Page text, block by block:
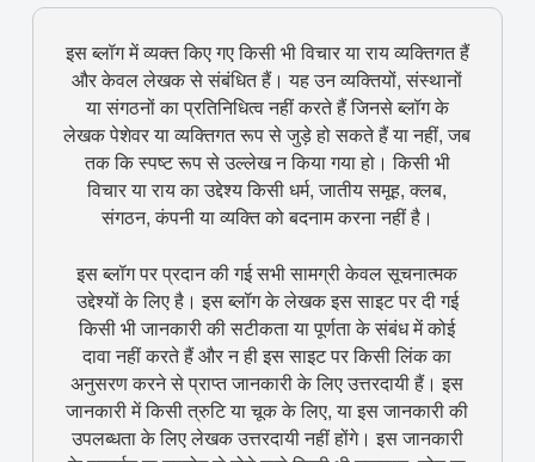
इस ब्लॉग में व्यक्त किए गए किसी भी विचार या राय व्यक्तिगत हैं
और केवल लेखक से संबंधित हैं। यह उन व्यक्तियों, संस्थानों
या संगठनों का प्रतिनिधित्व नहीं करते हैं जिनसे ब्लॉग के
लेखक पेशेवर या व्यक्तिगत रूप से जुड़े हो सकते हैं या नहीं, जब
तक कि स्पष्ट रूप से उल्लेख न किया गया हो। किसी भी
विचार या राय का उद्देश्य किसी धर्म, जातीय समूह, क्लब,
संगठन, कंपनी या व्यक्ति को बदनाम करना नहीं है।
इस ब्लॉग पर प्रदान की गई सभी सामग्री केवल सूचनात्मक
उद्देश्यों के लिए है। इस ब्लॉग के लेखक इस साइट पर दी गई
किसी भी जानकारी की सटीकता या पूर्णता के संबंध में कोई
दावा नहीं करते हैं और न ही इस साइट पर किसी लिंक का
अनुसरण करने से प्राप्त जानकारी के लिए उत्तरदायी हैं। इस
जानकारी में किसी त्रुटि या चूक के लिए, या इस जानकारी की
उपलब्धता के लिए लेखक उत्तरदायी नहीं होंगे। इस जानकारी